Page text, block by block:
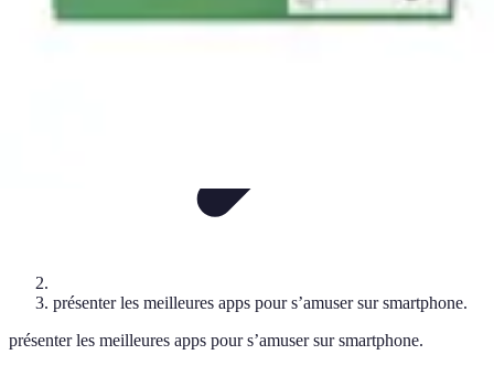
présenter les meilleures apps pour s’amuser sur smartphone.
présenter les meilleures apps pour s’amuser sur smartphone.